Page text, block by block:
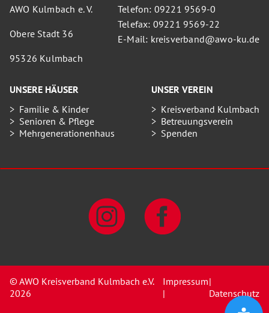
AWO Kulmbach e. V.
Obere Stadt 36
95326 Kulmbach
Telefon: 09221 9569-0
Telefax: 09221 9569-22
E-Mail: kreisverband@awo-ku.de
UNSERE HÄUSER
Familie & Kinder
Senioren & Pflege
Mehrgenerationenhaus
UNSER VEREIN
Kreisverband Kulmbach
Betreuungsverein
Spenden
© AWO Kreisverband Kulmbach e.V.
2026
Impressum
|
|
Datenschutz